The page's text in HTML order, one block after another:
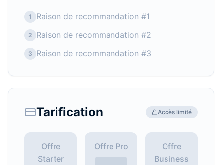
1 Raison de recommandation #1
2 Raison de recommandation #2
3 Raison de recommandation #3
Tarification Accès limité
Offre
Starter
Offre Pro
Offre
Business